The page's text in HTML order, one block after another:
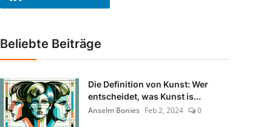
Beliebte Beiträge
Die Definition von Kunst: Wer
entscheidet, was Kunst is...
Anselm Bonies Feb 2, 2024 0